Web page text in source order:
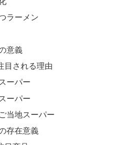
ラーメン
意義
目される理由
ーパー
ーパー
当地スーパー
存在意義